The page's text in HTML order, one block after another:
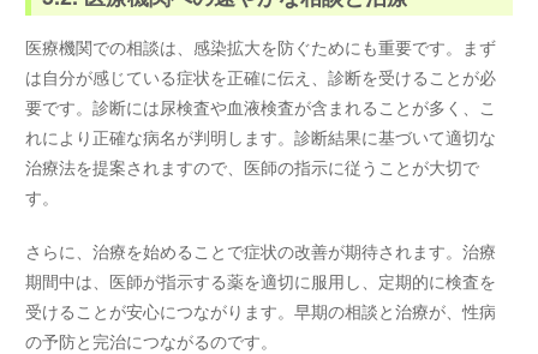
医療機関での相談は、感染拡大を防ぐためにも重要です。まず
は自分が感じている症状を正確に伝え、診断を受けることが必
要です。診断には尿検査や血液検査が含まれることが多く、こ
れにより正確な病名が判明します。診断結果に基づいて適切な
治療法を提案されますので、医師の指示に従うことが大切で
す。
さらに、治療を始めることで症状の改善が期待されます。治療
期間中は、医師が指示する薬を適切に服用し、定期的に検査を
受けることが安心につながります。早期の相談と治療が、性病
の予防と完治につながるのです。